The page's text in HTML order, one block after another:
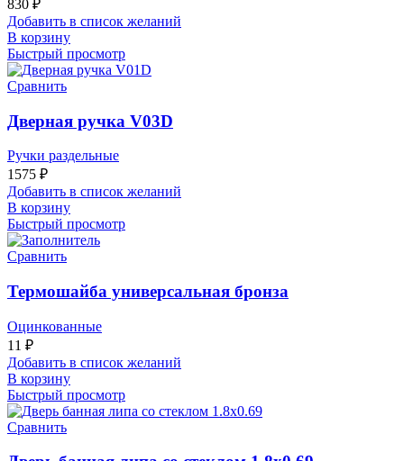
830 ₽
Добавить в список желаний
В корзину
Быстрый просмотр
Сравнить
Дверная ручка V03D
Ручки раздельные
1575 ₽
Добавить в список желаний
В корзину
Быстрый просмотр
Сравнить
Термошайба универсальная бронза
Оцинкованные
11 ₽
Добавить в список желаний
В корзину
Быстрый просмотр
Сравнить